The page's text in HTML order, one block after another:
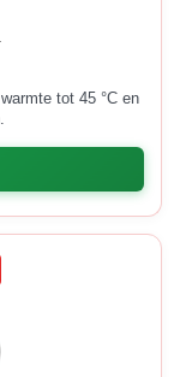
tot 45 °C en